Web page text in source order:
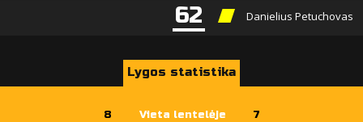
62
Danielius Petuchovas
Lygos statistika
8 Vieta lentelėje
7